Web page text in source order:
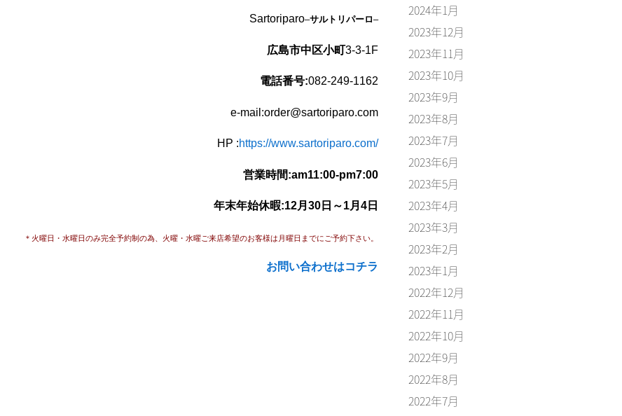
Sartoriparo–サルトリパーロ–
広島市中区小町3-3-1F
電話番号:082-249-1162
e-mail:order@sartoriparo.com
HP :https://www.sartoriparo.com/
営業時間:am11:00-pm7:00
年末年始休暇:12月30日～1月4日
＊火曜日・水曜日のみ完全予約制の為、 火曜・水曜ご来店希望のお客様は月曜日までにご予約下さい。
お問い合わせはコチラ
2024年1月
2023年12月
2023年11月
2023年10月
2023年9月
2023年8月
2023年7月
2023年6月
2023年5月
2023年4月
2023年3月
2023年2月
2023年1月
2022年12月
2022年11月
2022年10月
2022年9月
2022年8月
2022年7月